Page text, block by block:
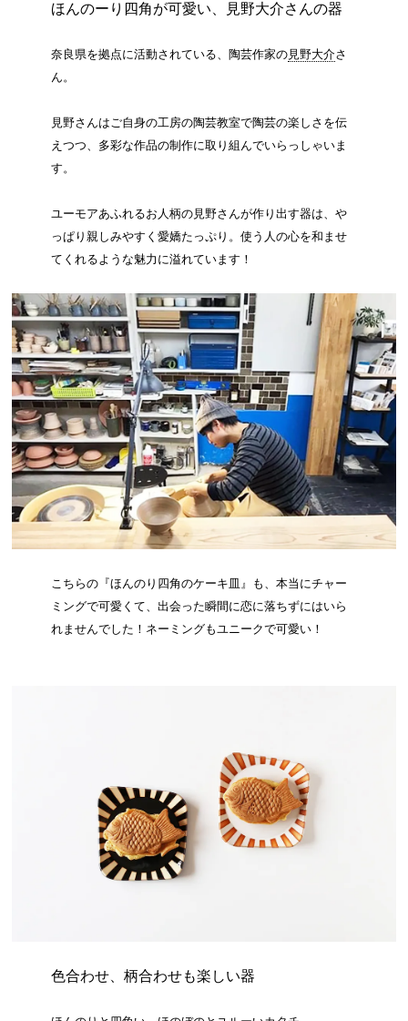
ほんのーり四角が可愛い、見野大介さんの器
奈良県を拠点に活動されている、陶芸作家の見野大介さ
ん。
見野さんはご自身の工房の陶芸教室で陶芸の楽しさを伝
えつつ、多彩な作品の制作に取り組んでいらっしゃいま
す。
ユーモアあふれるお人柄の見野さんが作り出す器は、や
っぱり親しみやすく愛嬌たっぷり。使う人の心を和ませ
てくれるような魅力に溢れています！
こちらの『ほんのり四角のケーキ皿』も、本当にチャー
ミングで可愛くて、出会った瞬間に恋に落ちずにはいら
れませんでした！ネーミングもユニークで可愛い！
色合わせ、柄合わせも楽しい器